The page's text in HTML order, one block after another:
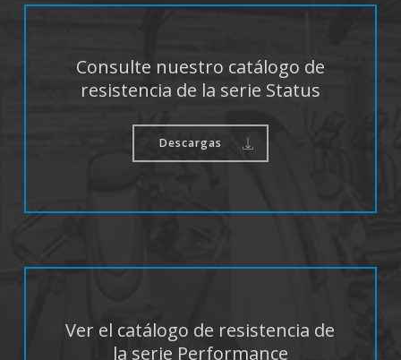
Consulte nuestro catálogo de
resistencia de la serie Status
Descargas
Ver el catálogo de resistencia de
la serie Performance